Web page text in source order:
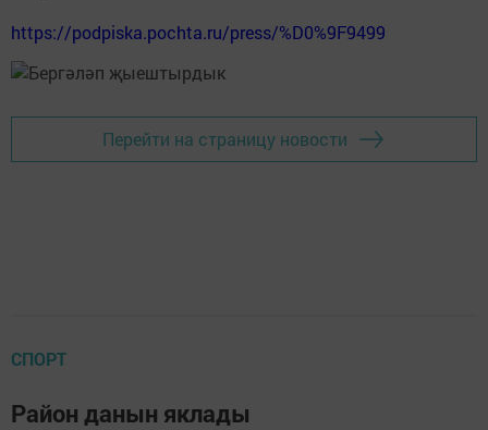
https://podpiska.pochta.ru/press/%D0%9F9499
Перейти на страницу новости
СПОРТ
Район данын яклады